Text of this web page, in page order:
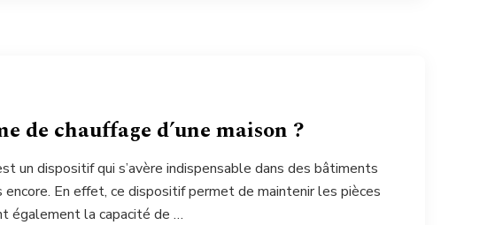
de chauffage d’une maison ?
un dispositif qui s’avère indispensable dans des bâtiments
En effet, ce dispositif permet de maintenir les pièces
également la capacité de …